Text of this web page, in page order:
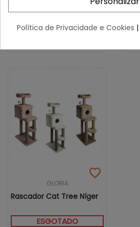
18,21 €
GLORIA
Rascador Cat Tree Níger
ESGOTADO
Política de Privacidade e Cookies |